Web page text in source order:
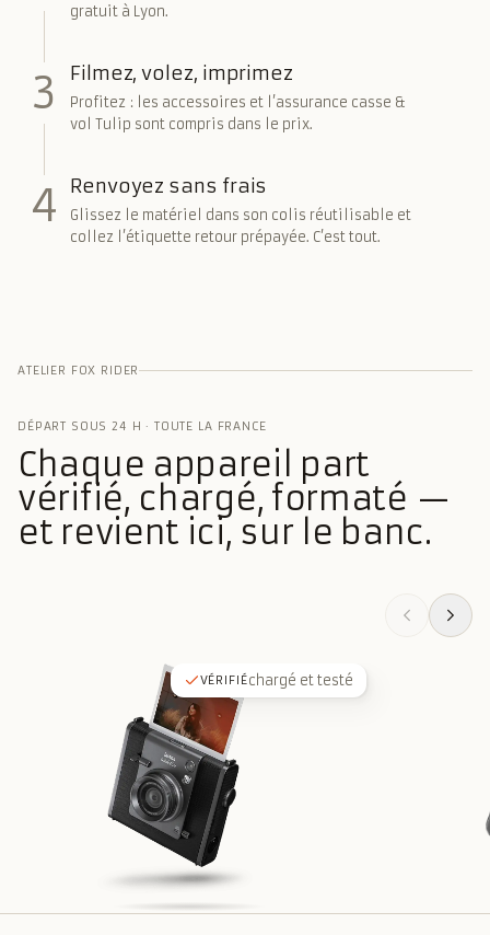
gratuit à Lyon.
3 Filmez, volez, imprimez
Profitez : les accessoires et l’assurance casse &
vol Tulip sont compris dans le prix.
4 Renvoyez sans frais
Glissez le matériel dans son colis réutilisable et
collez l’étiquette retour prépayée. C’est tout.
ATELIER FOX RIDER
DÉPART SOUS 24 H · TOUTE LA FRANCE
Chaque appareil part
vérifié, chargé, formaté —
et revient ici, sur le banc.
VÉRIFIÉchargé et testé